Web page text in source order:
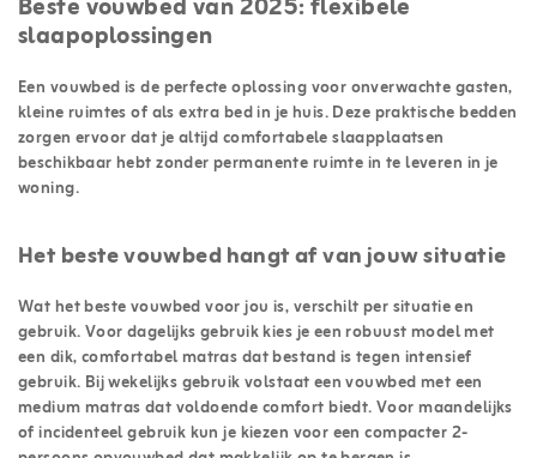
Beste vouwbed van 2025: flexibele
slaapoplossingen
Een vouwbed is de perfecte oplossing voor onverwachte gasten,
kleine ruimtes of als extra bed in je huis. Deze praktische bedden
zorgen ervoor dat je altijd comfortabele slaapplaatsen
beschikbaar hebt zonder permanente ruimte in te leveren in je
woning.
Het beste vouwbed hangt af van jouw situatie
Wat het beste vouwbed voor jou is, verschilt per situatie en
gebruik. Voor dagelijks gebruik kies je een robuust model met
een dik, comfortabel matras dat bestand is tegen intensief
gebruik. Bij wekelijks gebruik volstaat een vouwbed met een
medium matras dat voldoende comfort biedt. Voor maandelijks
of incidenteel gebruik kun je kiezen voor een compacter 2-